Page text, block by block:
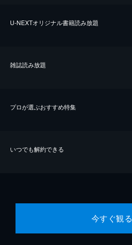
U-NEXTオリジナル書籍読み放題
雑誌読み放題
プロが選ぶおすすめ特集
いつでも解約できる
今すぐ観る